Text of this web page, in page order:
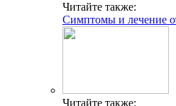
Читайте также:
Симптомы и лечение
Читайте также: